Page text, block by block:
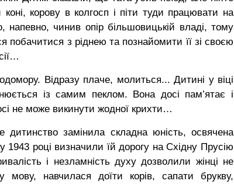
корову в колгосп і піти туди працювати на
чинив опір більшовицькій владі, тому
побачитися з ріднею та познайомити її зі своєю
Відразу плаче, молиться... Дитині у віці
із самим пеклом. Вона досі пам’ятає і
не може викинути жодної крихти…
дитинство замінила складна юність, освячена
році визначили їй дорогу на Східну Прусію
і незламність духу дозволили жінці не
мову, навчилася доїти корів, сапати брукву,